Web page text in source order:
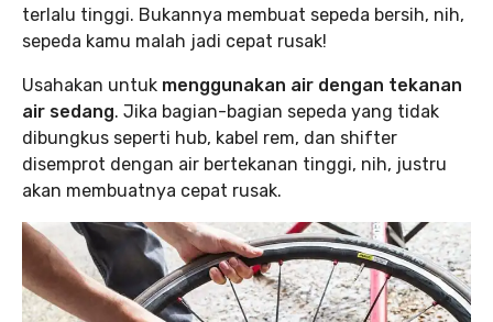
terlalu tinggi. Bukannya membuat sepeda bersih, nih,
sepeda kamu malah jadi cepat rusak!
Usahakan untuk menggunakan air dengan tekanan
air sedang. Jika bagian-bagian sepeda yang tidak
dibungkus seperti hub, kabel rem, dan shifter
disemprot dengan air bertekanan tinggi, nih, justru
akan membuatnya cepat rusak.